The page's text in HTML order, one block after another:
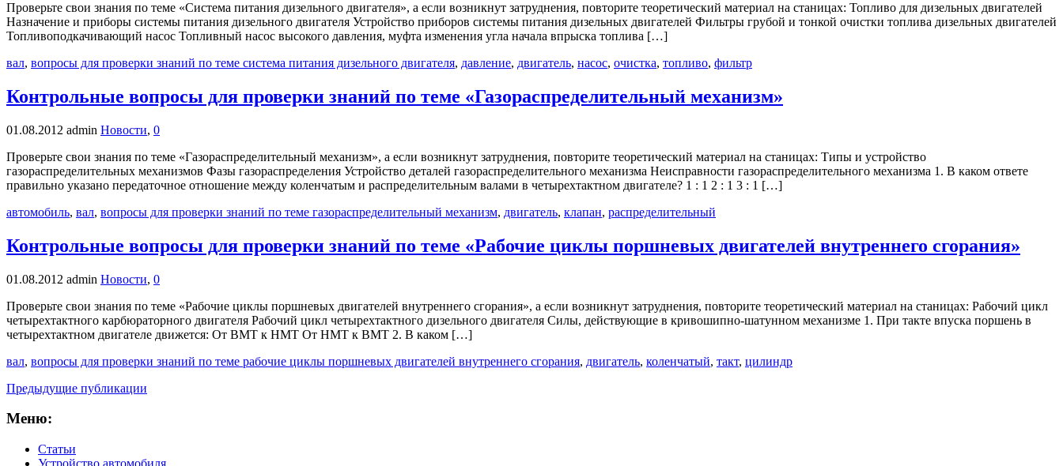
Проверьте свои знания по теме «Система питания дизельного двигателя», а если возникнут затруднения, повторите теоретический материал на станицах: Топливо для дизельных двигателей
Назначение и приборы системы питания дизельного двигателя Устройство приборов системы питания дизельных двигателей Фильтры грубой и тонкой очистки топлива дизельных двигателей
Топливоподкачивающий насос Топливный насос высокого давления, муфта изменения угла начала впрыска топлива […]
вал, вопросы для проверки знаний по теме система питания дизельного двигателя, давление, двигатель, насос, очистка, топливо, фильтр
Контрольные вопросы для проверки знаний по теме «Газораспределительный механизм»
01.08.2012 admin Новости, 0
Проверьте свои знания по теме «Газораспределительный механизм», а если возникнут затруднения, повторите теоретический материал на станицах: Типы и устройство
газораспределительных механизмов Фазы газораспределения Устройство деталей газораспределительного механизма Неисправности газораспределительного механизма 1. В каком ответе
правильно указано передаточное отношение между коленчатым и распределительным валами в четырехтактном двигателе? 1 : 1 2 : 1 3 : 1 […]
автомобиль, вал, вопросы для проверки знаний по теме газораспределительный механизм, двигатель, клапан, распределительный
Контрольные вопросы для проверки знаний по теме «Рабочие циклы поршневых двигателей внутреннего сгорания»
01.08.2012 admin Новости, 0
Проверьте свои знания по теме «Рабочие циклы поршневых двигателей внутреннего сгорания», а если возникнут затруднения, повторите теоретический материал на станицах: Рабочий цикл
четырехтактного карбюраторного двигателя Рабочий цикл четырехтактного дизельного двигателя Силы, действующие в кривошипно-шатунном механизме 1. При такте впуска поршень в
четырехтактном двигателе движется: От ВМТ к НМТ От НМТ к ВМТ 2. В каком […]
вал, вопросы для проверки знаний по теме рабочие циклы поршневых двигателей внутреннего сгорания, двигатель, коленчатый, такт, цилиндр
Предыдущие публикации
Меню:
Статьи